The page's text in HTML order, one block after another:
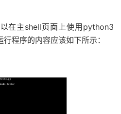
在主shell页面上使用python3
程序的内容应该如下所示：